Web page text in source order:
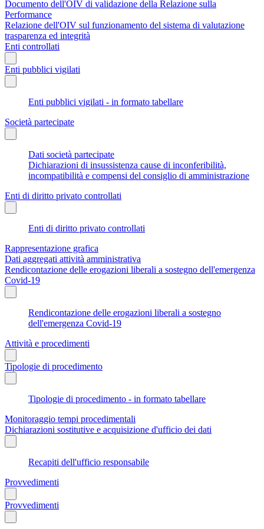
Documento dell'OIV di validazione della Relazione sulla
Performance
Relazione dell'OIV sul funzionamento del sistema di valutazione
trasparenza ed integrità
Enti controllati
Enti pubblici vigilati
Enti pubblici vigilati - in formato tabellare
Società partecipate
Dati società partecipate
Dichiarazioni di insussistenza cause di inconferibilità,
incompatibilità e compensi del consiglio di amministrazione
Enti di diritto privato controllati
Enti di diritto privato controllati
Rappresentazione grafica
Dati aggregati attività amministrativa
Rendicontazione delle erogazioni liberali a sostegno dell'emergenza
Covid-19
Rendicontazione delle erogazioni liberali a sostegno
dell'emergenza Covid-19
Attività e procedimenti
Tipologie di procedimento
Tipologie di procedimento - in formato tabellare
Monitoraggio tempi procedimentali
Dichiarazioni sostitutive e acquisizione d'ufficio dei dati
Recapiti dell'ufficio responsabile
Provvedimenti
Provvedimenti